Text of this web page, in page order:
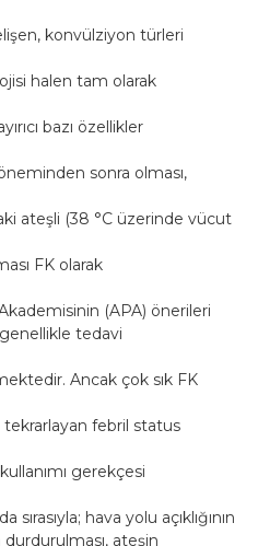
konvülziyon türleri
halen tam olarak
bazı özellikler
sonra olması,
ateşli (38 °C üzerinde vücut
FK olarak
(APA) önerileri
genellikle tedavi
Ancak çok sık FK
tekrarlayan febril status
gerekçesi
sırasıyla; hava yolu açıklığının
ateşin